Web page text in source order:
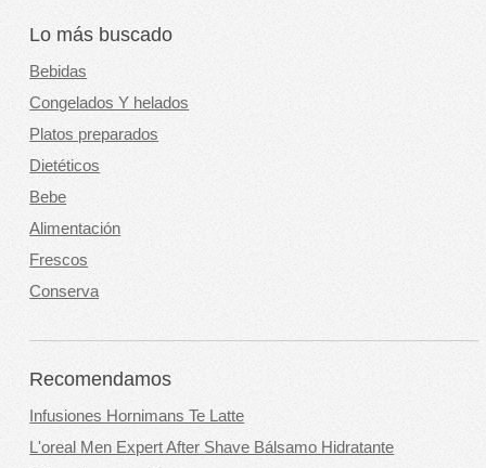
Lo más buscado
Bebidas
Congelados Y helados
Platos preparados
Dietéticos
Bebe
Alimentación
Frescos
Conserva
Recomendamos
Infusiones Hornimans Te Latte
L'oreal Men Expert After Shave Bálsamo Hidratante